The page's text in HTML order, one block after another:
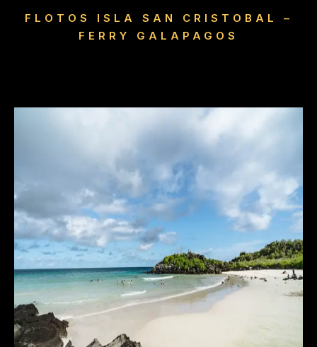
FLOTOS ISLA SAN CRISTOBAL –
FERRY GALAPAGOS